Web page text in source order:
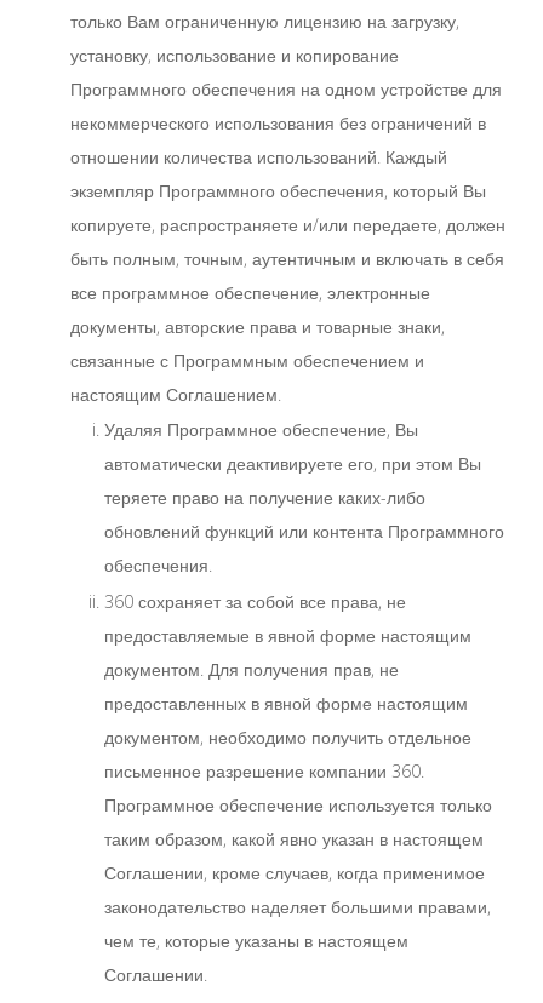
только Вам ограниченную лицензию на загрузку,
установку, использование и копирование
Программного обеспечения на одном устройстве для
некоммерческого использования без ограничений в
отношении количества использований. Каждый
экземпляр Программного обеспечения, который Вы
копируете, распространяете и/или передаете, должен
быть полным, точным, аутентичным и включать в себя
все программное обеспечение, электронные
документы, авторские права и товарные знаки,
связанные с Программным обеспечением и
настоящим Соглашением.
Удаляя Программное обеспечение, Вы
автоматически деактивируете его, при этом Вы
теряете право на получение каких-либо
обновлений функций или контента Программного
обеспечения.
360 сохраняет за собой все права, не
предоставляемые в явной форме настоящим
документом. Для получения прав, не
предоставленных в явной форме настоящим
документом, необходимо получить отдельное
письменное разрешение компании 360.
Программное обеспечение используется только
таким образом, какой явно указан в настоящем
Соглашении, кроме случаев, когда применимое
законодательство наделяет большими правами,
чем те, которые указаны в настоящем
Соглашении.